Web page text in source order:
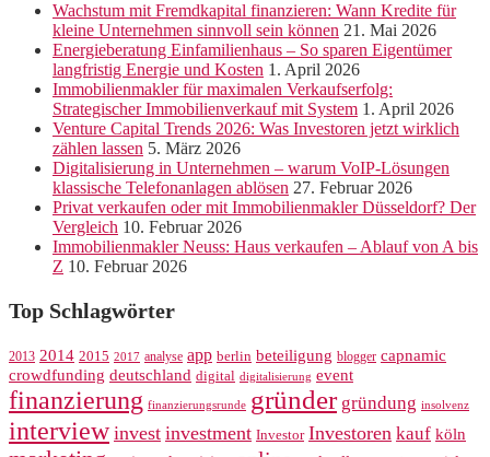
Wachstum mit Fremdkapital finanzieren: Wann Kredite für
kleine Unternehmen sinnvoll sein können 21. Mai 2026
Energieberatung Einfamilienhaus – So sparen Eigentümer
langfristig Energie und Kosten 1. April 2026
Immobilienmakler für maximalen Verkaufserfolg:
Strategischer Immobilienverkauf mit System 1. April 2026
Venture Capital Trends 2026: Was Investoren jetzt wirklich
zählen lassen 5. März 2026
Digitalisierung in Unternehmen – warum VoIP-Lösungen
klassische Telefonanlagen ablösen 27. Februar 2026
Privat verkaufen oder mit Immobilienmakler Düsseldorf? Der
Vergleich 10. Februar 2026
Immobilienmakler Neuss: Haus verkaufen – Ablauf von A bis
Z 10. Februar 2026
Top Schlagwörter
2013 2014 2015 2017 analyse app berlin beteiligung blogger capnamic
crowdfunding deutschland digital digitalisierung event
finanzierung finanzierungsrunde gründer gründung insolvenz
interview invest investment Investor Investoren kauf köln